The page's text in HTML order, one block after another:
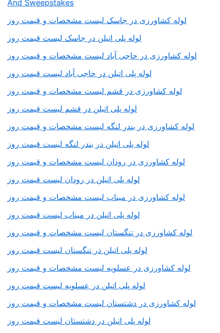
And Sweepstakes
لوله کشاورزی در جاسک لیست مشخصات و قیمت روز
لوله پلی اتیلن در جاسک لیست قیمت روز
لوله کشاورزی در حاجی آباد لیست مشخصات و قیمت روز
لوله پلی اتیلن در حاجی آباد لیست قیمت روز
لوله کشاورزی در قشم لیست مشخصات و قیمت روز
لوله پلی اتیلن در قشم لیست قیمت روز
لوله کشاورزی در بندر لنگه لیست مشخصات و قیمت روز
لوله پلی اتیلن در بندر لنگه لیست قیمت روز
لوله کشاورزی در رودان لیست مشخصات و قیمت روز
لوله پلی اتیلن در رودان لیست قیمت روز
لوله کشاورزی در میناب لیست مشخصات و قیمت روز
لوله پلی اتیلن در میناب لیست قیمت روز
لوله کشاورزی در تنگستان لیست مشخصات و قیمت روز
لوله پلی اتیلن در تنگستان لیست قیمت روز
لوله کشاورزی در عسلویه لیست مشخصات و قیمت روز
لوله پلی اتیلن در عسلویه لیست قیمت روز
لوله کشاورزی در دشتستان لیست مشخصات و قیمت روز
لوله پلی اتیلن در دشتستان لیست قیمت روز